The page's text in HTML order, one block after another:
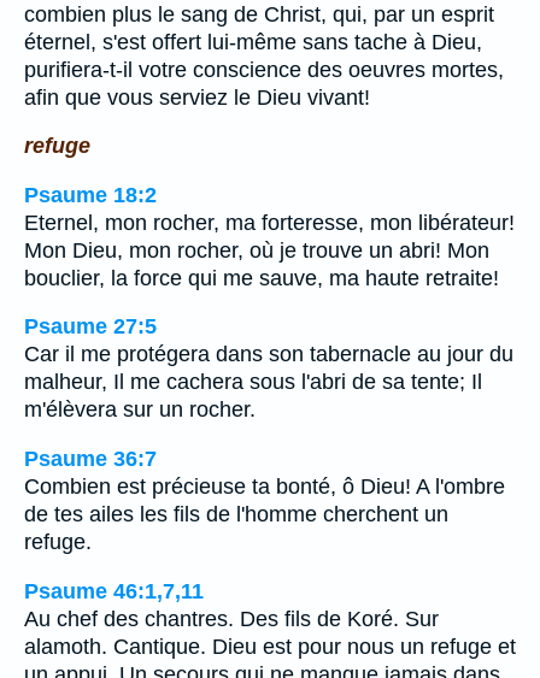
combien plus le sang de Christ, qui, par un esprit
éternel, s'est offert lui-même sans tache à Dieu,
purifiera-t-il votre conscience des oeuvres mortes,
afin que vous serviez le Dieu vivant!
refuge
Psaume 18:2
Eternel, mon rocher, ma forteresse, mon libérateur!
Mon Dieu, mon rocher, où je trouve un abri! Mon
bouclier, la force qui me sauve, ma haute retraite!
Psaume 27:5
Car il me protégera dans son tabernacle au jour du
malheur, Il me cachera sous l'abri de sa tente; Il
m'élèvera sur un rocher.
Psaume 36:7
Combien est précieuse ta bonté, ô Dieu! A l'ombre
de tes ailes les fils de l'homme cherchent un
refuge.
Psaume 46:1,7,11
Au chef des chantres. Des fils de Koré. Sur
alamoth. Cantique. Dieu est pour nous un refuge et